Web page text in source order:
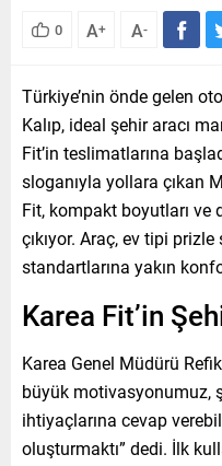
0 A+ A-
Türkiye’nin önde gelen
Kalıp, ideal şehir aracı
Fit’in teslimatlarına
sloganıyla yollara çıkan
Fit, kompakt boyutları ve
çıkıyor. Araç, ev tipi
standartlarına yakın
Karea Fit’in
Karea Genel Müdürü
büyük motivasyonumuz,
ihtiyaçlarına cevap
oluşturmaktı” dedi. İlk